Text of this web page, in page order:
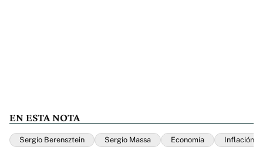
EN ESTA NOTA
Sergio Berensztein Sergio Massa Economía Inflación